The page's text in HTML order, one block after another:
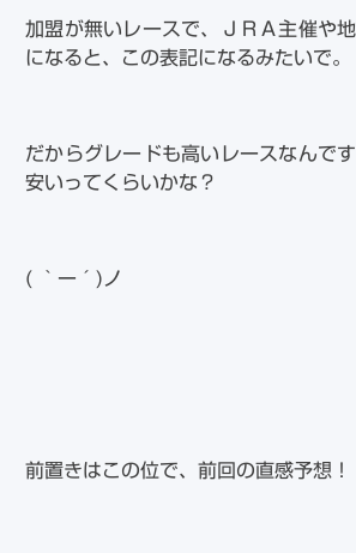
加盟が無いレースで、ＪＲＡ主催や
になると、この表記になるみたいで。
だからグレードも高いレースなんで
安いってくらいかな？
( ｀ー´)ノ
前置きはこの位で、前回の直感予想！